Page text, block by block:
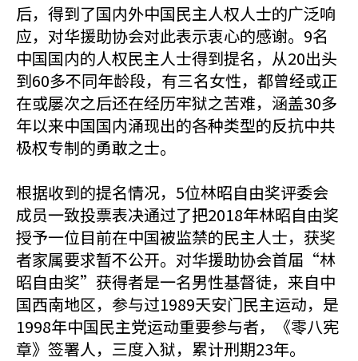
后，得到了国内外中国民主人权人士的广泛响
应，对华援助协会对此表示衷心的感谢。9名
中国国内的人权民主人士得到提名，从20出头
到60多不同年龄段，有三名女性，都曾经或正
在或屡次之后还在经历牢狱之苦难，涵盖30多
年以来中国国内涌现出的各种类型的反抗中共
极权专制的勇敢之士。
根据收到的提名情况，5位林昭自由奖评委会
成员一致投票表决通过了把2018年林昭自由奖
授予一位目前在中国被监禁的民主人士，获奖
者家属要求暂不公开。对华援助协会首届“林
昭自由奖”获得者是一名男性基督徒，来自中
国西南地区，参与过1989天安门民主运动，是
1998年中国民主党运动重要参与者，《零八宪
章》签署人，三度入狱，累计刑期23年。